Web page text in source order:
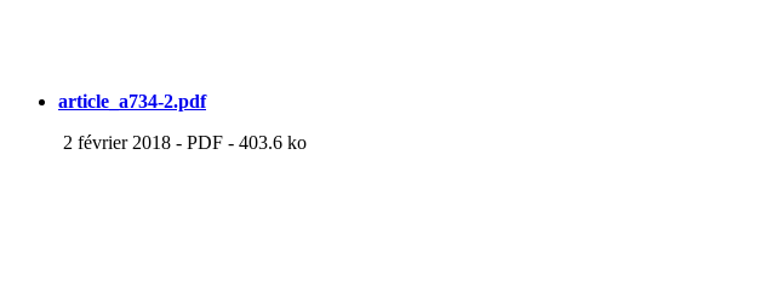
article_a734-2.pdf
2 février 2018 - PDF - 403.6 ko